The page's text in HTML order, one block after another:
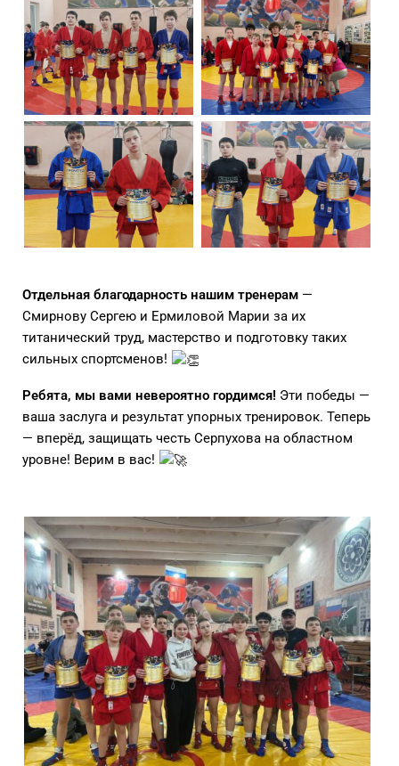
Отдельная благодарность нашим тренерам —
Смирнову Сергею и Ермиловой Марии за их
титанический труд, мастерство и подготовку таких
сильных спортсменов!
Ребята, мы вами невероятно гордимся! Эти победы —
ваша заслуга и результат упорных тренировок. Теперь
— вперёд, защищать честь Серпухова на областном
уровне! Верим в вас!